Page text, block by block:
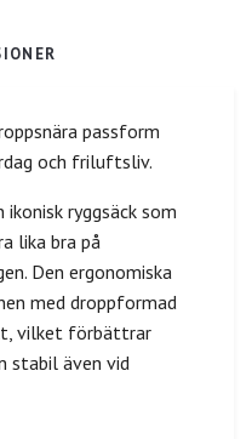
passform
och friluftsliv.
ryggsäck som
lika bra på
Den ergonomiska
med droppformad
vilket förbättrar
stabil även vid